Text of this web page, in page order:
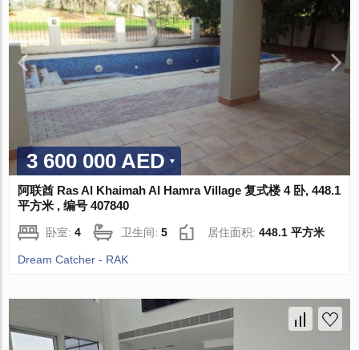
3 600 000 AED
阿联酋 Ras Al Khaimah Al Hamra Village 复式楼 4 卧, 448.1
平方米 , 编号 407840
卧室:4 卫生间:5 居住面积:448.1 平方米
Dream Catcher - RAK